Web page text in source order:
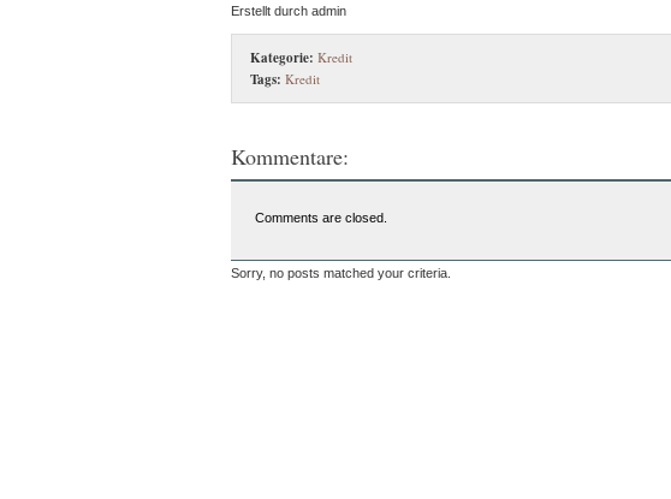
Erstellt durch admin
Kategorie: Kredit
Tags: Kredit
Kommentare:
Comments are closed.
Sorry, no posts matched your criteria.